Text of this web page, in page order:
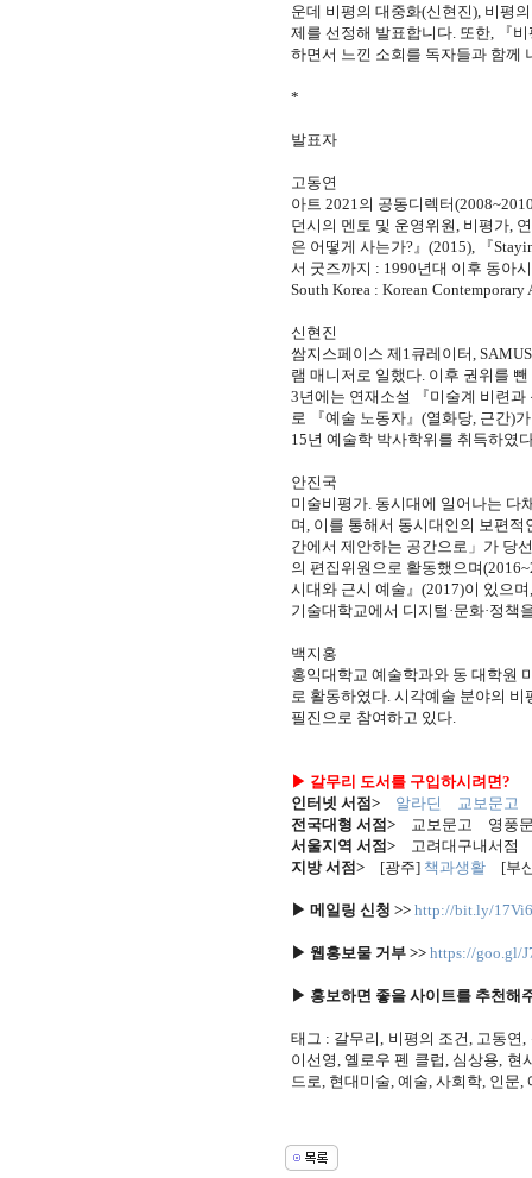
운데 비평의 대중화(신현진), 비평
제를 선정해 발표합니다. 또한, 『
하면서 느낀 소회를 독자들과 함께
*
발표자
고동연
아트 2021의 공동디렉터
던시의 멘토 및 운영위원, 비평가,
은 어떻게 사는가?』(2015), 『
서 굿즈까지 : 1990년대 이후 동아
South Korea : Korean
신현진
쌈지스페이스 제1큐레이터,
램 매니저로 일했다. 이후 권위를
3년에는 연재소설 『미술계 비련
로 『예술 노동자』(열화당, 근간)
15년 예술학 박사학위를 취득하였
안진국
미술비평가. 동시대에 일어나는 다
며, 이를 통해서 동시대인의 보편적
간에서 제안하는 공간으로」가 당
의 편집위원으로 활동했으며
시대와 근시 예술』(2017)이 있으
기술대학교에서 디지털·문화·정책
백지홍
홍익대학교 예술학과와 동 대학원
로 활동하였다. 시각예술 분야의
필진으로 참여하고 있다.
▶ 갈무리 도서를 구입하시려면?
인터넷 서점>
알라딘
교보문고
전국대형 서점>교보문고 영풍문
서울지역 서점>고려대구내서
지방 서점>[광주] 책과생활[부
▶ 메일링 신청 >> http://bit.ly/
▶ 웹홍보물 거부 >> https://goo.gl/
▶ 홍보하면 좋을 사이트를 추천해
태그 : 갈무리, 비평의 조건, 고동연
이선영, 옐로우 펜 클럽, 심상용, 현
드로, 현대미술, 예술, 사회학, 인문